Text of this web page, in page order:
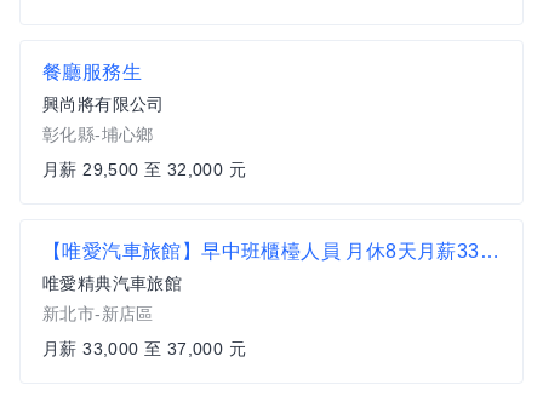
餐廳服務生
興尚將有限公司
彰化縣-埔心鄉
月薪 29,500 至 32,000 元
【唯愛汽車旅館】早中班櫃檯人員 月休8天月薪33000-37000
唯愛精典汽車旅館
新北市-新店區
月薪 33,000 至 37,000 元